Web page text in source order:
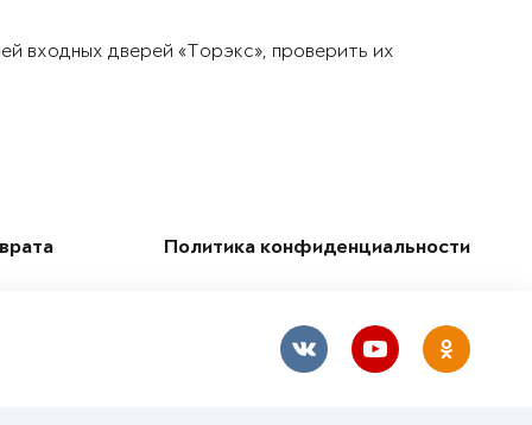
входных дверей «Торэкс», проверить их
Политика конфиденциальности